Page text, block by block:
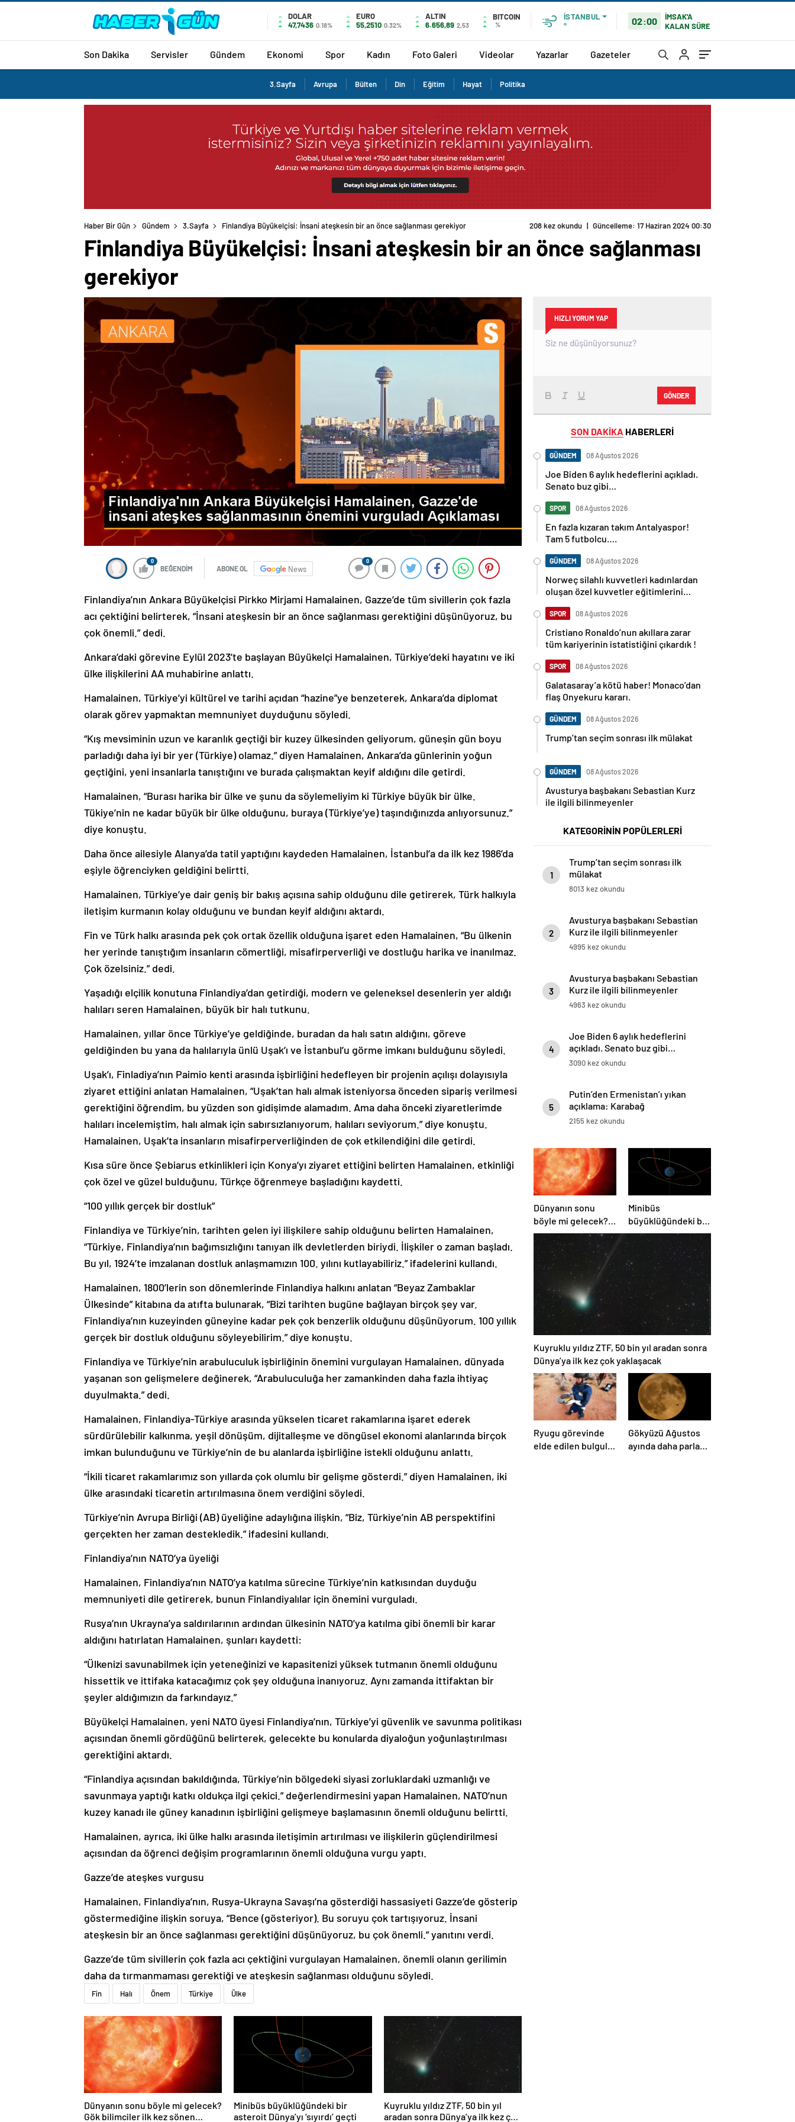
DOLAR
47,7436 0.18%
EURO
55,2510 0.32%
ALTIN
6.656,89 2,53
BITCOIN
%
İSTANBUL
°
02:00
İMSAK'A
KALAN SÜRE
Son Dakika Servisler Gündem Ekonomi Spor Kadın Foto Galeri Videolar Yazarlar Gazeteler
3.Sayfa Avrupa Bülten Din Eğitim Hayat Politika
Haber Bir Gün Gündem 3.Sayfa Finlandiya Büyükelçisi: İnsani ateşkesin bir an önce sağlanması gerekiyor 208 kez okundu | Güncelleme: 17 Haziran 2024 00:30
Finlandiya Büyükelçisi: İnsani ateşkesin bir an önce sağlanması
gerekiyor
0
BEĞENDİM ABONE OL News
0
Finlandiya’nın Ankara Büyükelçisi Pirkko Mirjami Hamalainen, Gazze’de tüm sivillerin çok fazla
acı çektiğini belirterek, “İnsani ateşkesin bir an önce sağlanması gerektiğini düşünüyoruz, bu
çok önemli.” dedi.
Ankara’daki görevine Eylül 2023’te başlayan Büyükelçi Hamalainen, Türkiye’deki hayatını ve iki
ülke ilişkilerini AA muhabirine anlattı.
Hamalainen, Türkiye’yi kültürel ve tarihi açıdan “hazine”ye benzeterek, Ankara’da diplomat
olarak görev yapmaktan memnuniyet duyduğunu söyledi.
“Kış mevsiminin uzun ve karanlık geçtiği bir kuzey ülkesinden geliyorum, güneşin gün boyu
parladığı daha iyi bir yer (Türkiye) olamaz.” diyen Hamalainen, Ankara’da günlerinin yoğun
geçtiğini, yeni insanlarla tanıştığını ve burada çalışmaktan keyif aldığını dile getirdi.
Hamalainen, “Burası harika bir ülke ve şunu da söylemeliyim ki Türkiye büyük bir ülke.
Tükiye’nin ne kadar büyük bir ülke olduğunu, buraya (Türkiye’ye) taşındığınızda anlıyorsunuz.”
diye konuştu.
Daha önce ailesiyle Alanya’da tatil yaptığını kaydeden Hamalainen, İstanbul’a da ilk kez 1986’da
eşiyle öğrenciyken geldiğini belirtti.
Hamalainen, Türkiye’ye dair geniş bir bakış açısına sahip olduğunu dile getirerek, Türk halkıyla
iletişim kurmanın kolay olduğunu ve bundan keyif aldığını aktardı.
Fin ve Türk halkı arasında pek çok ortak özellik olduğuna işaret eden Hamalainen, “Bu ülkenin
her yerinde tanıştığım insanların cömertliği, misafirperverliği ve dostluğu harika ve inanılmaz.
Çok özelsiniz.” dedi.
Yaşadığı elçilik konutuna Finlandiya’dan getirdiği, modern ve geleneksel desenlerin yer aldığı
halıları seren Hamalainen, büyük bir halı tutkunu.
Hamalainen, yıllar önce Türkiye’ye geldiğinde, buradan da halı satın aldığını, göreve
geldiğinden bu yana da halılarıyla ünlü Uşak’ı ve İstanbul’u görme imkanı bulduğunu söyledi.
Uşak’ı, Finladiya’nın Paimio kenti arasında işbirliğini hedefleyen bir projenin açılışı dolayısıyla
ziyaret ettiğini anlatan Hamalainen, “Uşak’tan halı almak isteniyorsa önceden sipariş verilmesi
gerektiğini öğrendim, bu yüzden son gidişimde alamadım. Ama daha önceki ziyaretlerimde
halıları incelemiştim, halı almak için sabırsızlanıyorum, halıları seviyorum.” diye konuştu.
Hamalainen, Uşak’ta insanların misafirperverliğinden de çok etkilendiğini dile getirdi.
Kısa süre önce Şebiarus etkinlikleri için Konya’yı ziyaret ettiğini belirten Hamalainen, etkinliği
çok özel ve güzel bulduğunu, Türkçe öğrenmeye başladığını kaydetti.
“100 yıllık gerçek bir dostluk”
Finlandiya ve Türkiye’nin, tarihten gelen iyi ilişkilere sahip olduğunu belirten Hamalainen,
“Türkiye, Finlandiya’nın bağımsızlığını tanıyan ilk devletlerden biriydi. İlişkiler o zaman başladı.
Bu yıl, 1924’te imzalanan dostluk anlaşmamızın 100. yılını kutlayabiliriz.” ifadelerini kullandı.
Hamalainen, 1800’lerin son dönemlerinde Finlandiya halkını anlatan “Beyaz Zambaklar
Ülkesinde” kitabına da atıfta bulunarak, “Bizi tarihten bugüne bağlayan birçok şey var.
Finlandiya’nın kuzeyinden güneyine kadar pek çok benzerlik olduğunu düşünüyorum. 100 yıllık
gerçek bir dostluk olduğunu söyleyebilirim.” diye konuştu.
Finlandiya ve Türkiye’nin arabuluculuk işbirliğinin önemini vurgulayan Hamalainen, dünyada
yaşanan son gelişmelere değinerek, “Arabuluculuğa her zamankinden daha fazla ihtiyaç
duyulmakta.” dedi.
Hamalainen, Finlandiya-Türkiye arasında yükselen ticaret rakamlarına işaret ederek
sürdürülebilir kalkınma, yeşil dönüşüm, dijitalleşme ve döngüsel ekonomi alanlarında birçok
imkan bulunduğunu ve Türkiye’nin de bu alanlarda işbirliğine istekli olduğunu anlattı.
“İkili ticaret rakamlarımız son yıllarda çok olumlu bir gelişme gösterdi.” diyen Hamalainen, iki
ülke arasındaki ticaretin artırılmasına önem verdiğini söyledi.
Türkiye’nin Avrupa Birliği (AB) üyeliğine adaylığına ilişkin, “Biz, Türkiye’nin AB perspektifini
gerçekten her zaman destekledik.” ifadesini kullandı.
Finlandiya’nın NATO’ya üyeliği
Hamalainen, Finlandiya’nın NATO’ya katılma sürecine Türkiye’nin katkısından duyduğu
memnuniyeti dile getirerek, bunun Finlandiyalılar için önemini vurguladı.
Rusya’nın Ukrayna’ya saldırılarının ardından ülkesinin NATO’ya katılma gibi önemli bir karar
aldığını hatırlatan Hamalainen, şunları kaydetti:
“Ülkenizi savunabilmek için yeteneğinizi ve kapasitenizi yüksek tutmanın önemli olduğunu
hissettik ve ittifaka katacağımız çok şey olduğuna inanıyoruz. Aynı zamanda ittifaktan bir
şeyler aldığımızın da farkındayız.”
Büyükelçi Hamalainen, yeni NATO üyesi Finlandiya’nın, Türkiye’yi güvenlik ve savunma politikası
açısından önemli gördüğünü belirterek, gelecekte bu konularda diyaloğun yoğunlaştırılması
gerektiğini aktardı.
“Finlandiya açısından bakıldığında, Türkiye’nin bölgedeki siyasi zorluklardaki uzmanlığı ve
savunmaya yaptığı katkı oldukça ilgi çekici.” değerlendirmesini yapan Hamalainen, NATO’nun
kuzey kanadı ile güney kanadının işbirliğini gelişmeye başlamasının önemli olduğunu belirtti.
Hamalainen, ayrıca, iki ülke halkı arasında iletişimin artırılması ve ilişkilerin güçlendirilmesi
açısından da öğrenci değişim programlarının önemli olduğuna vurgu yaptı.
Gazze’de ateşkes vurgusu
Hamalainen, Finlandiya’nın, Rusya-Ukrayna Savaşı’na gösterdiği hassasiyeti Gazze’de gösterip
göstermediğine ilişkin soruya, “Bence (gösteriyor). Bu soruyu çok tartışıyoruz. İnsani
ateşkesin bir an önce sağlanması gerektiğini düşünüyoruz, bu çok önemli.” yanıtını verdi.
Gazze’de tüm sivillerin çok fazla acı çektiğini vurgulayan Hamalainen, önemli olanın gerilimin
daha da tırmanmaması gerektiği ve ateşkesin sağlanması olduğunu söyledi.
Fin Halı Önem Türkiye Ülke
Dünyanın sonu böyle mi gelecek?
Gök bilimciler ilk kez sönen
Minibüs büyüklüğündeki bir
asteroit Dünya’yı ‘sıyırdı’ geçti
Kuyruklu yıldız ZTF, 50 bin yıl
aradan sonra Dünya’ya ilk kez çok
HIZLI YORUM YAP
GÖNDER
SON DAKİKA HABERLERİ
GÜNDEM 08 Ağustos 2026
Joe Biden 6 aylık hedeflerini açıkladı.
Senato buz gibi…
SPOR 08 Ağustos 2026
En fazla kızaran takım Antalyaspor!
Tam 5 futbolcu….
GÜNDEM 08 Ağustos 2026
Norweç silahlı kuvvetleri kadınlardan
oluşan özel kuvvetler eğitimlerini
SPOR 08 Ağustos 2026
Cristiano Ronaldo’nun akıllara zarar
tüm kariyerinin istatistiğini çıkardık !
SPOR 08 Ağustos 2026
Galatasaray’a kötü haber! Monaco’dan
flaş Onyekuru kararı.
GÜNDEM 08 Ağustos 2026
Trump’tan seçim sonrası ilk mülakat
GÜNDEM 08 Ağustos 2026
Avusturya başbakanı Sebastian Kurz
ile ilgili bilinmeyenler
KATEGORİNİN POPÜLERLERİ
1
Trump’tan seçim sonrası ilk
mülakat
8013 kez okundu
2
Avusturya başbakanı Sebastian
Kurz ile ilgili bilinmeyenler
4995 kez okundu
3
Avusturya başbakanı Sebastian
Kurz ile ilgili bilinmeyenler
4963 kez okundu
4
Joe Biden 6 aylık hedeflerini
açıkladı. Senato buz gibi…
3090 kez okundu
5
Putin’den Ermenistan’ı yıkan
açıklama: Karabağ
Azerbaycan’ın ayrılmaz bir
2155 kez okundu
Dünyanın sonu
böyle mi gelecek?
Gök bilimciler ilk
kez sönen yıldızın
gezegeni
yutmasına tanık
oldu
Minibüs
büyüklüğündeki bir
asteroit Dünya’yı
‘sıyırdı’ geçti
Kuyruklu yıldız ZTF, 50 bin yıl aradan sonra
Dünya’ya ilk kez çok yaklaşacak
Ryugu görevinde
elde edilen bulgular
Gökyüzü Ağustos
ayında daha parlak: